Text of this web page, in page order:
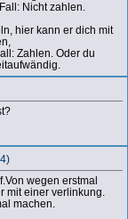
Nicht zahlen.
hier kann er dich mit
Zahlen. Oder du
wegen erstmal
mit einer verlinkung.
machen.